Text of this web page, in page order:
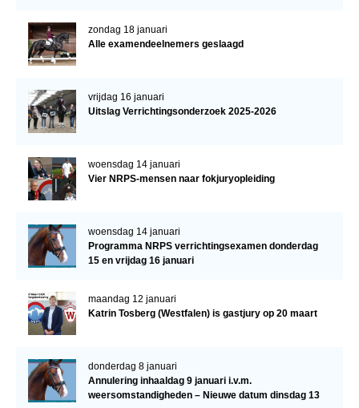
zondag 18 januari
Alle examendeelnemers geslaagd
vrijdag 16 januari
Uitslag Verrichtingsonderzoek 2025-2026
woensdag 14 januari
Vier NRPS-mensen naar fokjuryopleiding
woensdag 14 januari
Programma NRPS verrichtingsexamen donderdag
15 en vrijdag 16 januari
maandag 12 januari
Katrin Tosberg (Westfalen) is gastjury op 20 maart
donderdag 8 januari
Annulering inhaaldag 9 januari i.v.m.
weersomstandigheden – Nieuwe datum dinsdag 13